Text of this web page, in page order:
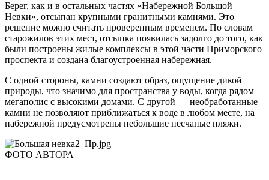
Берег, как и в остальных частях «Набережной Большой
Невки», отсыпан крупными гранитными камнями. Это
решение можно считать проверенным временем. По словам
старожилов этих мест, отсыпка появилась задолго до того, как
были построены жилые комплексы в этой части Приморского
проспекта и создана благоустроенная набережная.
С одной стороны, камни создают образ, ощущение дикой
природы, что значимо для пространства у воды, когда рядом
мегаполис с высокими домами. С другой — необработанные
камни не позволяют приближаться к воде в любом месте, на
набережной предус­мотрены небольшие песчаные пляжи.
ФОТО АВТОРА